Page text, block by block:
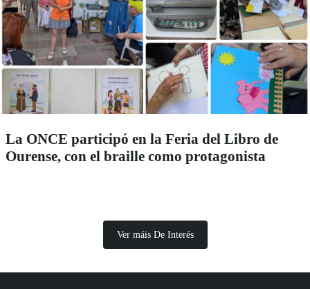
La ONCE participó en la Feria del Libro de
Ourense, con el braille como protagonista
Ver máis De Interés